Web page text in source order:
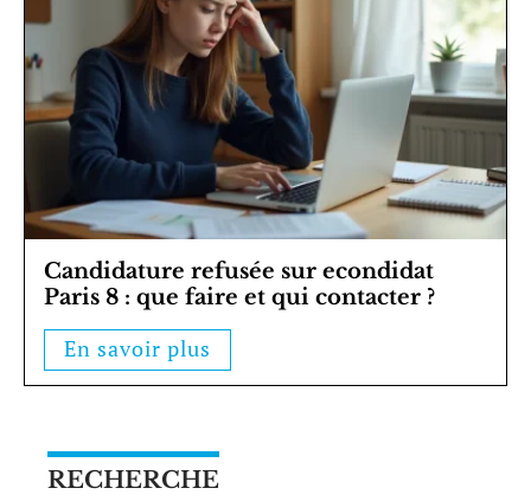
Candidature refusée sur econdidat
Paris 8 : que faire et qui contacter ?
En savoir plus
RECHERCHE